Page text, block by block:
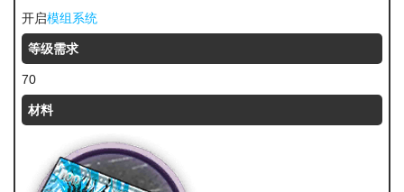
开启模组系统
等级需求
70
材料